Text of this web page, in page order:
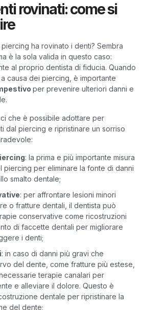
rovinati: come si
ha rovinato i denti? Sembra
è la sola valida in questo caso:
al proprio dentista di fiducia. Quando
causa dei piercing, è importante
per prevenire ulteriori danni e
che è possibile adottare per
dal piercing e ripristinare un sorriso
: la prima e più importante misura
piercing per eliminare la fonte di danni
smalto dentale;
: per affrontare lesioni minori
o fratture dentali, il dentista può
conservative come ricostruzioni
di faccette dentali per migliorare
i denti;
: in caso di danni più gravi che
del dente, come fratture più estese,
terapie canalari per
e alleviare il dolore. Questo è
dentale per ripristinare la
del dente;